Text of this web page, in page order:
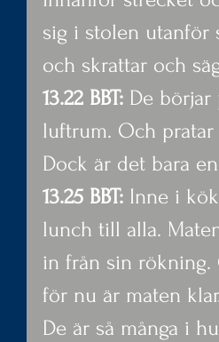
sig i stolen
och skrattar och
13.22 BBT: De
luftrum. Och
Dock är det bara
13.25 BBT: Inne i
lunch till alla.
in från sin rökning.
för nu är maten
De är så många i